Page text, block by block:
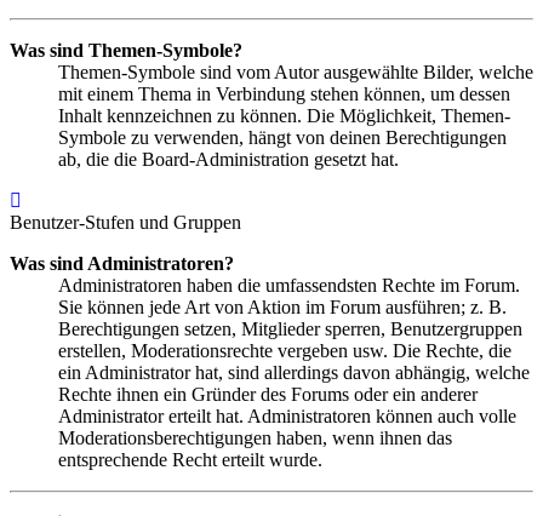
Was sind Themen-Symbole?
Themen-Symbole sind vom Autor ausgewählte Bilder, welche
mit einem Thema in Verbindung stehen können, um dessen
Inhalt kennzeichnen zu können. Die Möglichkeit, Themen-
Symbole zu verwenden, hängt von deinen Berechtigungen
ab, die die Board-Administration gesetzt hat.
oben
Benutzer-Stufen und Gruppen
Was sind Administratoren?
Administratoren haben die umfassendsten Rechte im Forum.
Sie können jede Art von Aktion im Forum ausführen; z. B.
Berechtigungen setzen, Mitglieder sperren, Benutzergruppen
erstellen, Moderationsrechte vergeben usw. Die Rechte, die
ein Administrator hat, sind allerdings davon abhängig, welche
Rechte ihnen ein Gründer des Forums oder ein anderer
Administrator erteilt hat. Administratoren können auch volle
Moderationsberechtigungen haben, wenn ihnen das
entsprechende Recht erteilt wurde.